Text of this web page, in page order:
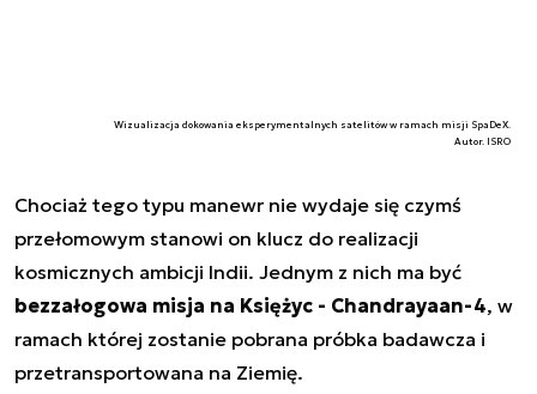
Wizualizacja dokowania eksperymentalnych satelitów w ramach misji SpaDeX.
Autor. ISRO
Chociaż tego typu manewr nie wydaje się czymś
przełomowym stanowi on klucz do realizacji
kosmicznych ambicji Indii. Jednym z nich ma być
bezzałogowa misja na Księżyc - Chandrayaan-4, w
ramach której zostanie pobrana próbka badawcza i
przetransportowana na Ziemię.